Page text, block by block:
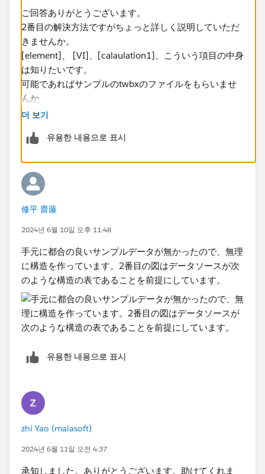
ご回答ありがとうございます。
2番目の解決方法ですがちょっと詳しく説明していただ
きませんか。
[element]、 [VI]、[calaulation1]、こういう項目の中身
は知りたいです。
可能であればサンプルのtwbxのファイルをもらいませ
んか
더 보기
유용한 내용으로 표시
修平 齋藤
2024년 6월 10일 오후 11:48
手元に都合の良いサンプルデータが無かったので、無理
に構造を作っています。2番目の図はデータソースが次
のような構造の表であることを前提にしています。
유용한 내용으로 표시
zhi Yao (maiasoft)
2024년 6월 11일 오전 4:37
承知しました。ありがとうございます。助けてくれま